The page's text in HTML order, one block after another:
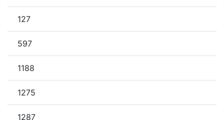
127
597
1188
1275
1287